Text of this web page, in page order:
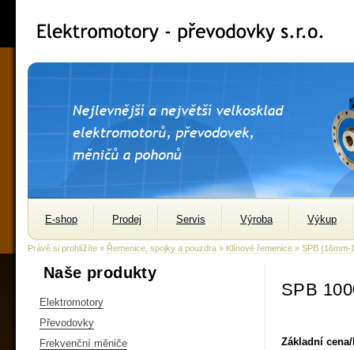
E-shop Prodej Servis Výroba Výkup
Právě si prohlížíte » Řemenice, spojky a pouzdra » Klínové řemenice » SPB (16mm-
Naše produkty
Elektromotory
Převodovky
Frekvenční měniče
SPB
Základní